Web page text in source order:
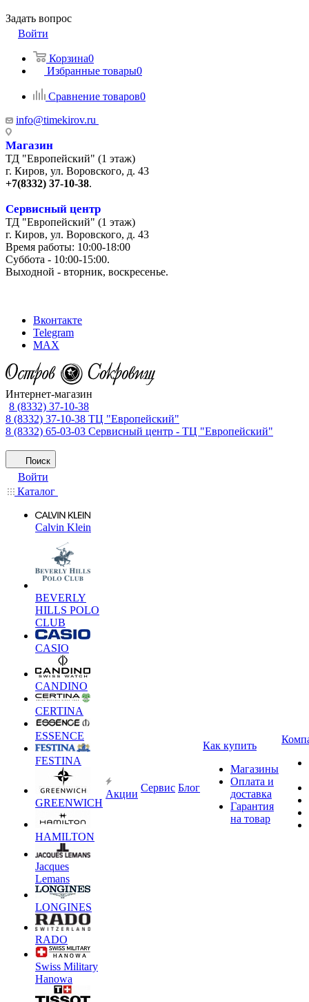
Задать вопрос
Войти
Корзина0
Избранные товары0
Сравнение товаров0
info@timekirov.ru
Магазин
ТД "Европейский" (1 этаж)
г. Киров, ул. Воровского, д. 43
+7(8332) 37-10-38.
Сервисный центр
ТД "Европейский" (1 этаж)
г. Киров, ул. Воровского, д. 43
Время работы: 10:00-18:00
Суббота - 10:00-15:00.
Выходной - вторник, воскресенье.
Вконтакте
Telegram
MAX
Интернет-магазин
8 (8332) 37-10-38
8 (8332) 37-10-38 ТЦ "Европейский"
8 (8332) 65-03-03 Сервисный центр - ТЦ "Европейский"
Поиск
Войти
Каталог
Calvin Klein
BEVERLY
HILLS POLO
CLUB
CASIO
CANDINO
CERTINA
ESSENCE
FESTINA
GREENWICH
HAMILTON
Jacques
Lemans
LONGINES
RADO
Swiss Military
Hanowa
Акции
Сервис Блог
Как купить
Магазины
Оплата и
доставка
Гарантия
на товар